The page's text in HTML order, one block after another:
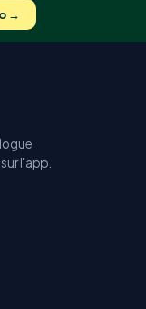
→
l'app.